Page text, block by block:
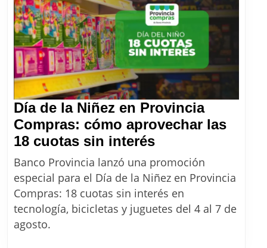
aumento
de
agosto
2026
Día de la Niñez en Provincia
Compras: cómo aprovechar las
18 cuotas sin interésDía
de
la
Niñez
en
Banco Provincia lanzó una promoción
especial para el Día de la Niñez en Provincia
Compras: 18 cuotas sin interés en
tecnología, bicicletas y juguetes del 4 al 7 de
agosto.